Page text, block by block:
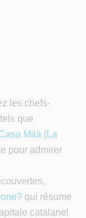
les chefs-
que
Milà (La
pour admirer
qui résume
catalane!